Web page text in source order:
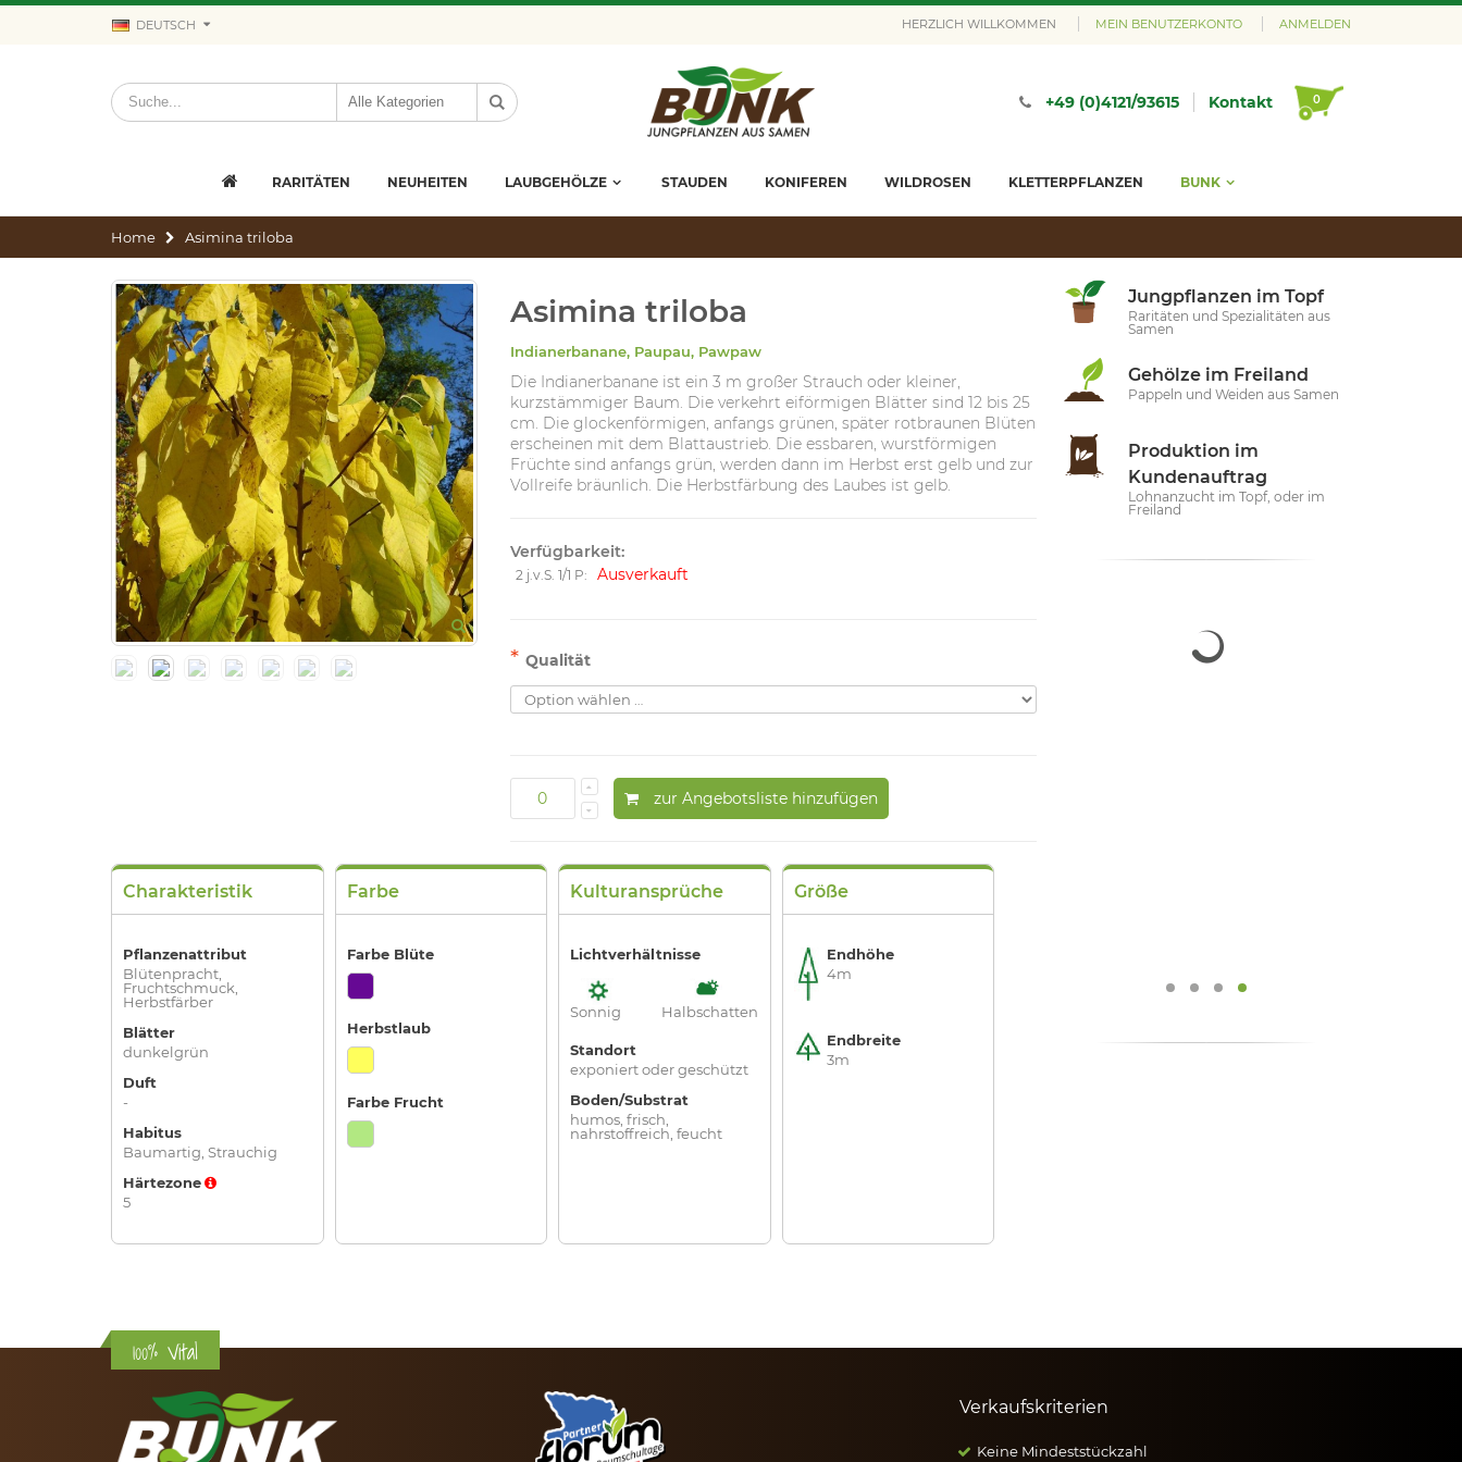
DEUTSCH MEIN BENUTZERKONTO ANMELDEN
HERZLICH WILLKOMMEN
+49 (0)4121/93615 Kontakt 0
RARITÄTEN NEUHEITEN LAUBGEHÖLZE STAUDEN KONIFEREN WILDROSEN KLETTERPFLANZEN BUNK
Home Asimina triloba
Asimina triloba
Indianerbanane, Paupau, Pawpaw
Die Indianerbanane ist ein 3 m großer Strauch oder kleiner,
kurzstämmiger Baum. Die verkehrt eiförmigen Blätter sind 12 bis 25
cm. Die glockenförmigen, anfangs grünen, später rotbraunen Blüten
erscheinen mit dem Blattaustrieb. Die essbaren, wurstförmigen
Früchte sind anfangs grün, werden dann im Herbst erst gelb und zur
Vollreife bräunlich. Die Herbstfärbung des Laubes ist gelb.
Verfügbarkeit:
2 j.v.S. 1/1 P: Ausverkauft
* Qualität
zur Angebotsliste hinzufügen
Charakteristik
Pflanzenattribut
Blütenpracht,
Fruchtschmuck,
Herbstfärber
Blätter
dunkelgrün
Duft
-
Habitus
Baumartig, Strauchig
Härtezone
5
Farbe
Farbe Blüte
Herbstlaub
Farbe Frucht
Kulturansprüche
Lichtverhältnisse
Sonnig Halbschatten
Standort
exponiert oder geschützt
Boden/Substrat
humos, frisch,
nahrstoffreich, feucht
Größe
Endhöhe
4m
Endbreite
3m
Jungpflanzen im Topf
Raritäten und Spezialitäten aus
Samen
Gehölze im Freiland
Pappeln und Weiden aus Samen
Produktion im
Kundenauftrag
Lohnanzucht im Topf, oder im
Freiland
100% Vital
Verkaufskriterien
Keine Mindeststückzahl